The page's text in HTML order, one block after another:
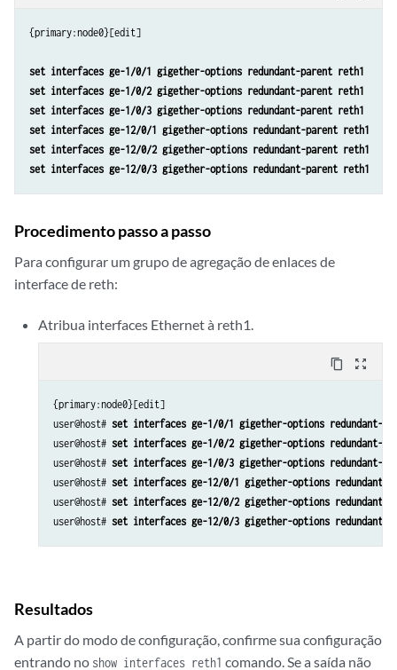
{primary:node0}[edit]
set interfaces ge-1/0/1 gigether-options redundant-parent reth1
set interfaces ge-1/0/2 gigether-options redundant-parent reth1
set interfaces ge-1/0/3 gigether-options redundant-parent reth1
set interfaces ge-12/0/1 gigether-options redundant-parent reth1
set interfaces ge-12/0/2 gigether-options redundant-parent reth1
set interfaces ge-12/0/3 gigether-options redundant-parent reth1
Procedimento passo a passo
Para configurar um grupo de agregação de enlaces de
interface de reth:
Atribua interfaces Ethernet à reth1.
content_copy zoom_out_map
{primary:node0}[edit]
user@host# set interfaces ge-1/0/1 gigether-options redundant-
user@host# set interfaces ge-1/0/2 gigether-options redundant-
user@host# set interfaces ge-1/0/3 gigether-options redundant-
user@host# set interfaces ge-12/0/1 gigether-options redundant-
user@host# set interfaces ge-12/0/2 gigether-options redundant-
user@host# set interfaces ge-12/0/3 gigether-options redundant-
Resultados
A partir do modo de configuração, confirme sua configuração
entrando no show interfaces reth1 comando. Se a saída não